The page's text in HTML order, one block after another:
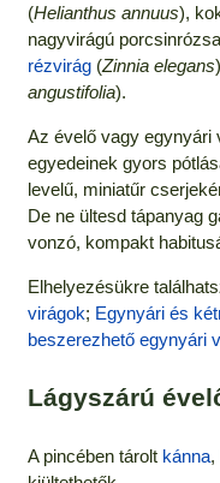
(Helianthus annuus),
nagyvirágú
rézvirág(Zinnia elegans
angustifolia).
Az évelő vagy egynyári
egyedeinek gyors
levelű, miniatűr
De ne ültesd tápanyag
vonzó, kompakt
Elhelyezésükre
virágok; Egynyári és
beszerezhető egynyári
Lágyszárú
A pincében tárolt kánna,